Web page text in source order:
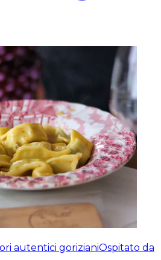
autentici gorizianiOspitato da